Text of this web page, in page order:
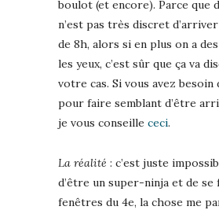
boulot (et encore). Parce que
n’est pas très discret
de 8h, alors si en plus on a
les yeux, c’est sûr que ça va
votre cas. Si vous avez besoin
pour faire semblant d’être
je vous conseille ceci.
La réalité : c’est juste
d’être un super-ninja et de
fenêtres du 4e, la chose me